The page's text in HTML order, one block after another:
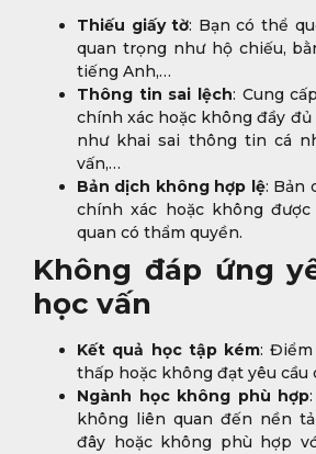
Thiếu giấy tờ: Bạn có thể
quan trọng như hộ chiếu,
tiếng Anh,…
Thông tin sai lệch: Cung
chính xác hoặc không đầy đủ
như khai sai thông tin cá
vấn,…
Bản dịch không hợp lệ: Bản
chính xác hoặc không
quan có thẩm quyền.
Không đáp ứng
học vấn
Kết quả học tập kém: Điểm
thấp hoặc không đạt yêu cầu
Ngành học không phù hợp
không liên quan đến nền
đây hoặc không phù hợp